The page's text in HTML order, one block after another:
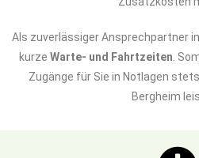
Als zuverlässiger Ansprechpartner
kurze Warte- und Fahrtzeiten .
Zugänge für Sie in Notlagen
Bergheim